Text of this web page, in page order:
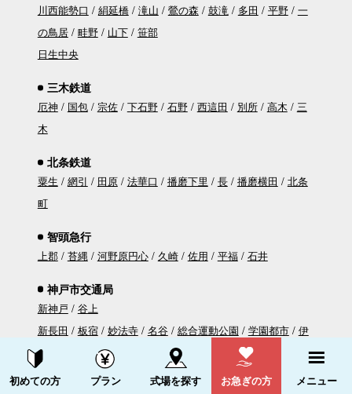
川西能勢口 絹延橋 滝山 鶯の森 鼓滝 多田 平野
一
の鳥居
畦野 山下
笹部
日生中央
三木鉄道
厄神 国包 宗佐 下石野 石野 西這田 別所 高木
三
木
北条鉄道
粟生 網引 田原 法華口 播磨下里 長 播磨横田
北条
町
智頭急行
上郡 苔縄 河野原円心 久崎 佐用 平福 石井
神戸市交通局
新神戸
谷上
新長田
板宿 妙法寺 名谷 総合運動公園 学園都市
伊
川谷
西神南
西神中央
三宮
県庁前 大倉山 湊川公園 上沢
長田
資料請求する 電話をかける
初めての方 プラン 式場を探す お急ぎの方 メニュー